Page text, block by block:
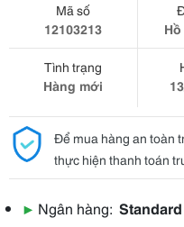
Mã số
12103213
Tình trạng
Hàng mới
Để mua hàng an toàn
thực hiện thanh toán
▶ Ngân hàng: